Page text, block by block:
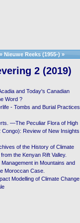
» Nieuwe Reeks (1955-) »
2 (2019)
and Today's Canadian
Word ?
- Tombs and Burial Practices
—The Peculiar Flora of High
Review of New Insights
of the History of Climate
the Kenyan Rift Valley.
in Mountains and
Moroccan Case.
Modelling of Climate Change